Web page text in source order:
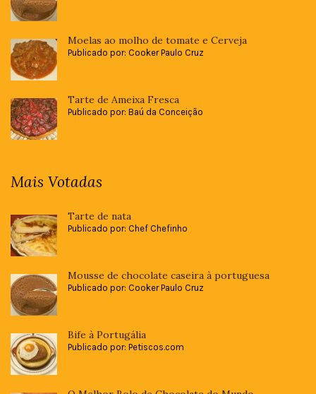
Moelas ao molho de tomate e Cerveja
Publicado por: Cooker Paulo Cruz
Tarte de Ameixa Fresca
Publicado por: Baú da Conceição
Mais Votadas
Tarte de nata
Publicado por: Chef Chefinho
Mousse de chocolate caseira à portuguesa
Publicado por: Cooker Paulo Cruz
Bife à Portugália
Publicado por: Petiscos.com